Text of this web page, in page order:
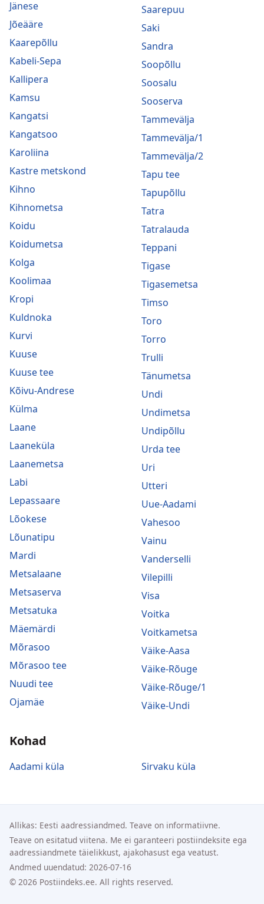
Jänese
Jõeääre
Kaarepõllu
Kabeli-Sepa
Kallipera
Kamsu
Kangatsi
Kangatsoo
Karoliina
Kastre metskond
Kihno
Kihnometsa
Koidu
Koidumetsa
Kolga
Koolimaa
Kropi
Kuldnoka
Kurvi
Kuuse
Kuuse tee
Kõivu-Andrese
Külma
Laane
Laaneküla
Laanemetsa
Labi
Lepassaare
Lõokese
Lõunatipu
Mardi
Metsalaane
Metsaserva
Metsatuka
Mäemärdi
Mõrasoo
Mõrasoo tee
Nuudi tee
Ojamäe
Saarepuu
Saki
Sandra
Soopõllu
Soosalu
Sooserva
Tammevälja
Tammevälja/1
Tammevälja/2
Tapu tee
Tapupõllu
Tatra
Tatralauda
Teppani
Tigase
Tigasemetsa
Timso
Toro
Torro
Trulli
Tänumetsa
Undi
Undimetsa
Undipõllu
Urda tee
Uri
Utteri
Uue-Aadami
Vahesoo
Vainu
Vanderselli
Vilepilli
Visa
Voitka
Voitkametsa
Väike-Aasa
Väike-Rõuge
Väike-Rõuge/1
Väike-Undi
Kohad
Aadami küla Sirvaku küla
Allikas: Eesti aadressiandmed. Teave on informatiivne.
Teave on esitatud viitena. Me ei garanteeri postiindeksite ega
aadressiandmete täielikkust, ajakohasust ega veatust.
Andmed uuendatud: 2026-07-16
© 2026 Postiindeks.ee. All rights reserved.